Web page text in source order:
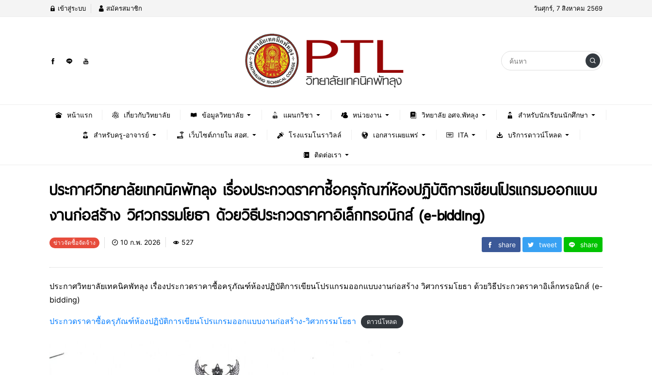
เข้าสู่ระบบ สมัครสมาชิก วันศุกร์, 7 สิงหาคม 2569
หน้าแรก เกี่ยวกับวิทยาลัย ข้อมูลวิทยาลัย แผนกวิชา หน่วยงาน วิทยาลัย อศจ.พัทลุง สำหรับนักเรียนนักศึกษา
สำหรับครู-อาจารย์ เว็บไซต์ภายใน สอศ. โรงแรมโนราวิลล์ เอกสารเผยแพร่ ITA บริการดาวน์โหลด
ติดต่อเรา
ประกาศวิทยาลัยเทคนิคพัทลุง เรื่องประกวดราคาซื้อครุภัณฑ์ห้องปฏิบัติการเขียนโปรแกรมออกแบบ
งานก่อสร้าง วิศวกรรมโยธา ด้วยวิธีประกวดราคาอิเล็กทรอนิกส์ (e-bidding)
ข่าวจัดซื้อจัดจ้าง 10 ก.พ. 2026 527 share tweet share
ประกาศวิทยาลัยเทคนิคพัทลุง เรื่องประกวดราคาซื้อครุภัณฑ์ห้องปฏิบัติการเขียนโปรแกรมออกแบบงานก่อสร้าง วิศวกรรมโยธา ด้วยวิธีประกวดราคาอิเล็กทรอนิกส์ (e-
bidding)
ประกวดราคาซื้อครุภัณฑ์ห้องปฏิบัติการเขียนโปรแกรมออกแบบงานก่อสร้าง-วิศวกรรมโยธา ดาวน์โหลด